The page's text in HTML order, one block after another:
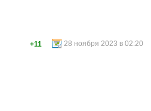
28 ноября 2023 в 02:20
+11